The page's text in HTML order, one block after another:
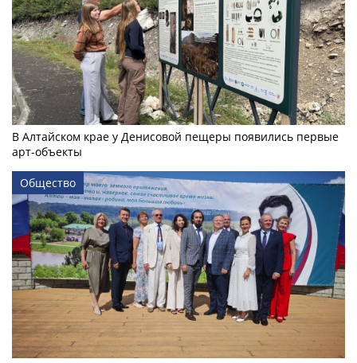
В Алтайском крае у Денисовой пещеры появились первые
арт-объекты
Общество